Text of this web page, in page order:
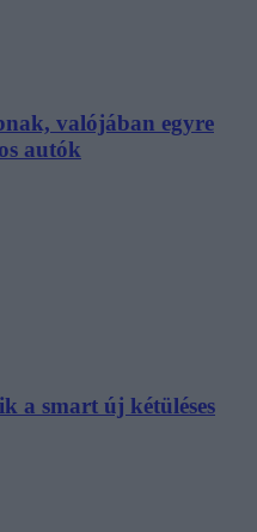
valójában egyre
autók
a smart új kétüléses